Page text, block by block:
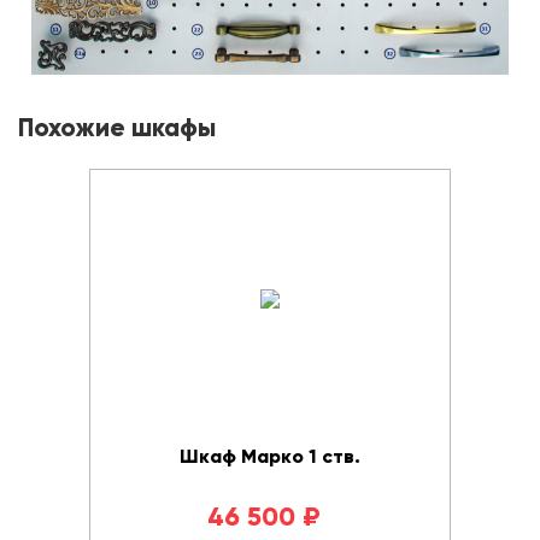
Похожие шкафы
Шкаф Марко 1 ств.
46 500 ₽